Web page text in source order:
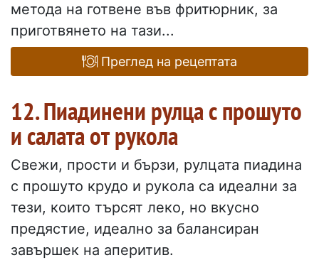
метода на готвене във фритюрник, за
приготвянето на тази...
Преглед на рецептата
12. Пиадинени рулца с прошуто
и салата от рукола
Свежи, прости и бързи, рулцата пиадина
с прошуто крудо и рукола са идеални за
тези, които търсят леко, но вкусно
предястие, идеално за балансиран
завършек на аперитив.